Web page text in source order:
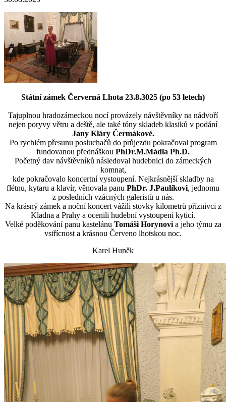
Státní zámek Červerná Lhota 23.8.3025 (po 53 letech)
Tajuplnou hradozámeckou nocí provázely návštěvníky na nádvoří
nejen poryvy větru a deště, ale také tóny skladeb klasiků v podání
Jany Kláry Čermákové.
Po rychlém přesunu posluchačů do průjezdu pokračoval program
fundovanou přednáškou PhDr.M.Mádla Ph.D.
Početný dav návštěvníků následoval hudebnici do zámeckých
komnat,
kde pokračovalo koncertní vystoupení. Nejkrásnější skladby na
flétnu, kytaru a klavír, věnovala panu PhDr. J.Paulíkovi, jednomu
z posledních vzácných galeristů u nás.
Na krásný zámek a noční koncert vážili stovky kilometrů příznivci z
Kladna a Prahy a ocenili hudební vystoupení kyticí.
Velké poděkování panu kastelánu Tomáši Horynovia jeho týmu za
vstřícnost a krásnou Červeno lhotskou noc.
Karel Huněk